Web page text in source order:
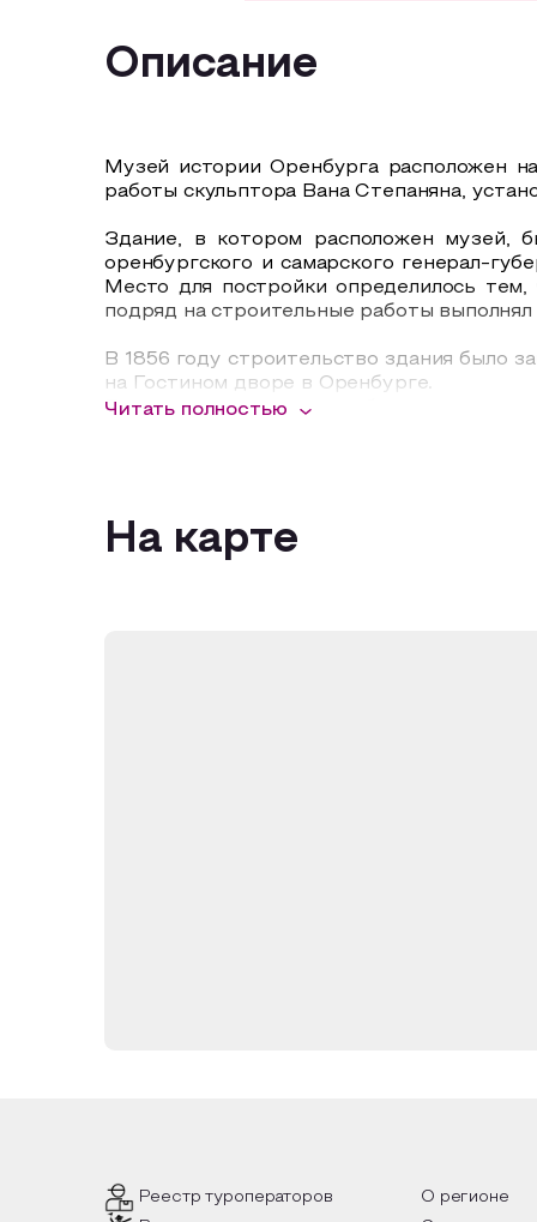
Описание
Музей истории Оренбурга расположен
работы скульптора Вана Степаняна,
Здание, в котором расположен музей,
оренбургского и самарского генерал-
Место для постройки определилось
подряд на строительные работы
В 1856 году строительство здания было
на Гостином дворе в Оренбурге.
Позднее здание приспособили под
В 1978 году по инициативе
После нескольких лет
Читать полностью
На карте
Реестр туроператоров О регионе